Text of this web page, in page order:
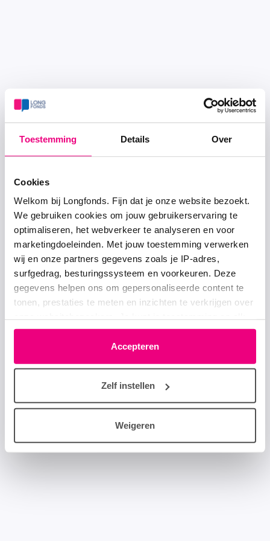
Toestemming Details Over
Cookies
Welkom bij Longfonds. Fijn dat je onze website bezoekt.
We gebruiken cookies om jouw gebruikerservaring te
optimaliseren, het webverkeer te analyseren en voor
marketingdoeleinden. Met jouw toestemming verwerken
wij en onze partners gegevens zoals je IP-adres,
surfgedrag, besturingssysteem en voorkeuren. Deze
gegevens helpen ons om gepersonaliseerde content te
tonen, prestaties te meten en inzichten te verkrijgen over
moment wijzigen of intrekken via het cookie-icoontje
linksonder elke pagina. De lijst met partners is te vinden
in het tabblad “details”.
Accepteren
Zelf instellen
Weigeren